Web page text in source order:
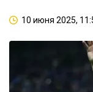
10 июня 2025,